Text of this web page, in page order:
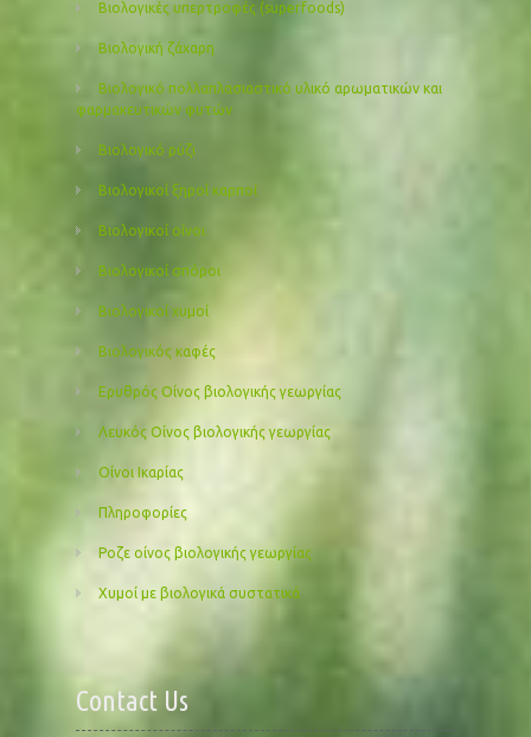
Βιολογικές υπερτροφές (superfoods)
Βιολογική ζάχαρη
Βιολογικό πολλαπλασιαστικό υλικό αρωματικών και
φαρμακευτικών φυτών
Βιολογικό ρύζι
Βιολογικοί ξηροί καρποί
Βιολογικοί οίνοι
Βιολογικοί σπόροι
Βιολογικοί χυμοί
Βιολογικός καφές
Ερυθρός Οίνος βιολογικής γεωργίας
Λευκός Οίνος βιολογικής γεωργίας
Οίνοι Ικαρίας
Πληροφορίες
Ροζε οίνος βιολογικής γεωργίας
Χυμοί με βιολογικά συστατικά
Contact Us